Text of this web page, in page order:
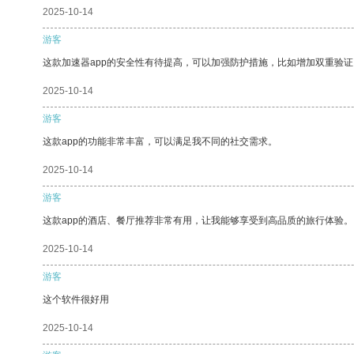
2025-10-14
游客
这款加速器app的安全性有待提高，可以加强防护措施，比如增加双重验
2025-10-14
游客
这款app的功能非常丰富，可以满足我不同的社交需求。
2025-10-14
游客
这款app的酒店、餐厅推荐非常有用，让我能够享受到高品质的旅行体验。
2025-10-14
游客
这个软件很好用
2025-10-14